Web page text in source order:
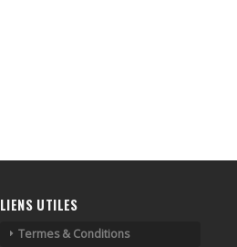
LIENS UTILES
Termes & Conditions